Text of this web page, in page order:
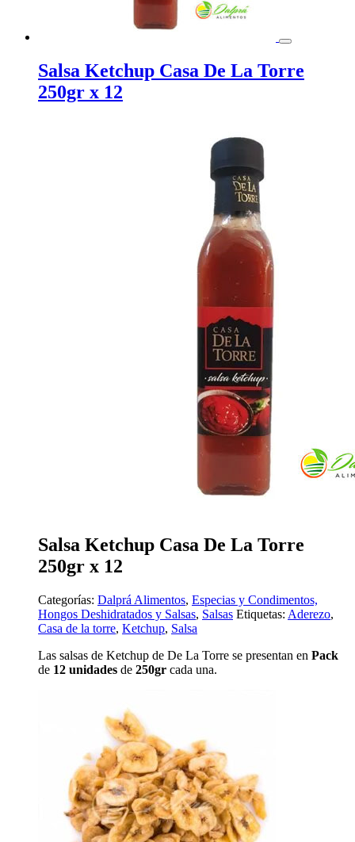
Salsa Ketchup Casa De La Torre
250gr x 12
Salsa Ketchup Casa De La Torre
250gr x 12
Categorías: Dalprá Alimentos, Especias y Condimentos,
Hongos Deshidratados y Salsas, Salsas Etiquetas: Aderezo,
Casa de la torre, Ketchup, Salsa
Las salsas de Ketchup de De La Torre se presentan en Pack
de 12 unidades de 250gr cada una.